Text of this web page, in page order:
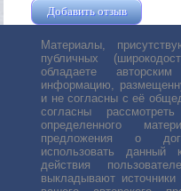
Добавить отзыв
Материалы,
публичных
обладаете
информацию,
и не согласны с её
согласны
определенного
предложения о
использовать
действия
выкладывают